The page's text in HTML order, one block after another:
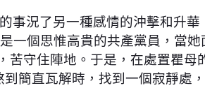
事況了另一種感情的沖擊和升
一個思惟高貴的共產黨員，當
守住陣地。于是，在處置瞿
簡直瓦解時，找到一個寂靜處